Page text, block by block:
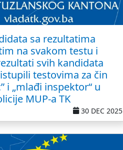
sa rezultatima
na svakom testu i
svih kandidata
testovima za čin
i „mlađi inspektor“ u
MUP-a TK
30 DEC 2025